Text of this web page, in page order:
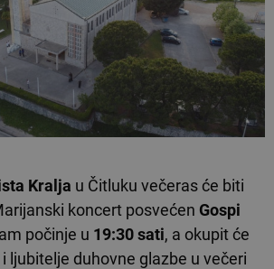
Kralja u Čitluku večeras će biti
koncert posvećen Gospi
počinje u 19:30 sati, a okupit će
ljubitelje duhovne glazbe u večeri